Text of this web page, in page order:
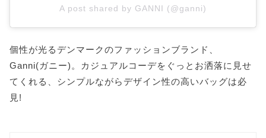
A post shared by GANNI (@ganni)
個性が光るデンマークのファッションブランド、
Ganni(ガニー)。カジュアルコーデをぐっとお洒落に見せ
てくれる、シンプルながらデザイン性の高いバッグは必
見!